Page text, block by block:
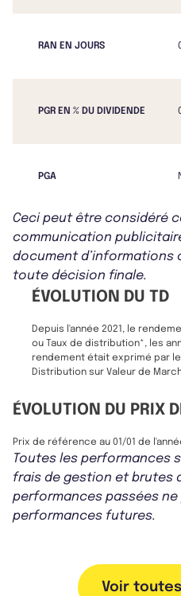
RAN EN JOURS
PGR EN % DU DIVIDENDE
PGA
Ceci peut être considéré
communication
document d’informations
toute décision finale.
ÉVOLUTION DU TD
Depuis l'année 2021, le
ou Taux de distribution*, les
rendement était exprimé par le
Distribution sur Valeur de
ÉVOLUTION DU PRIX
Prix de référence au 01/01 de
Toutes les performances
frais de gestion et brutes
performances passées
performances futures.
Voir toutes